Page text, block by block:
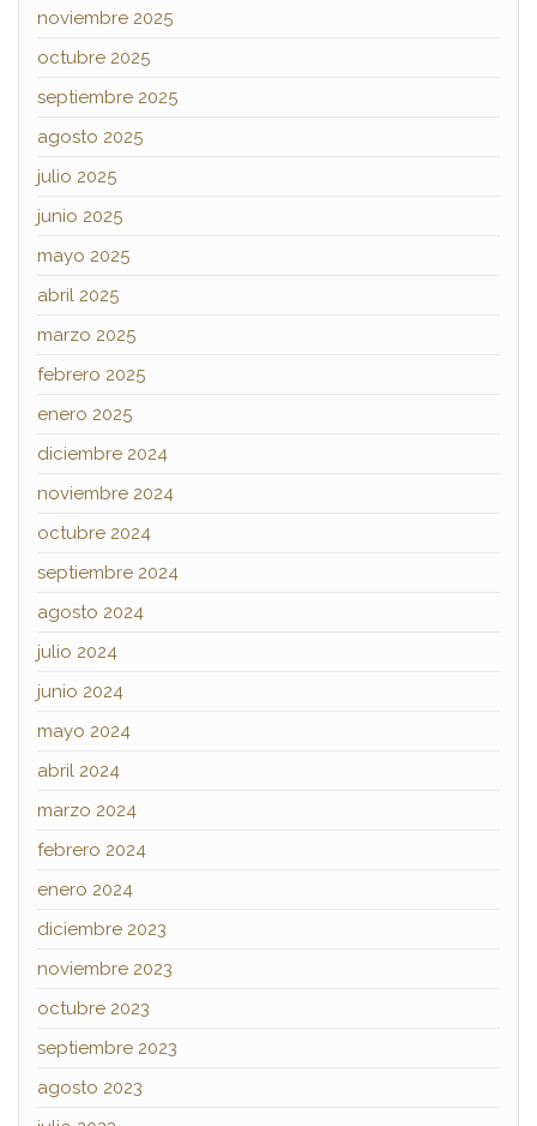
noviembre 2025
octubre 2025
septiembre 2025
agosto 2025
julio 2025
junio 2025
mayo 2025
abril 2025
marzo 2025
febrero 2025
enero 2025
diciembre 2024
noviembre 2024
octubre 2024
septiembre 2024
agosto 2024
julio 2024
junio 2024
mayo 2024
abril 2024
marzo 2024
febrero 2024
enero 2024
diciembre 2023
noviembre 2023
octubre 2023
septiembre 2023
agosto 2023